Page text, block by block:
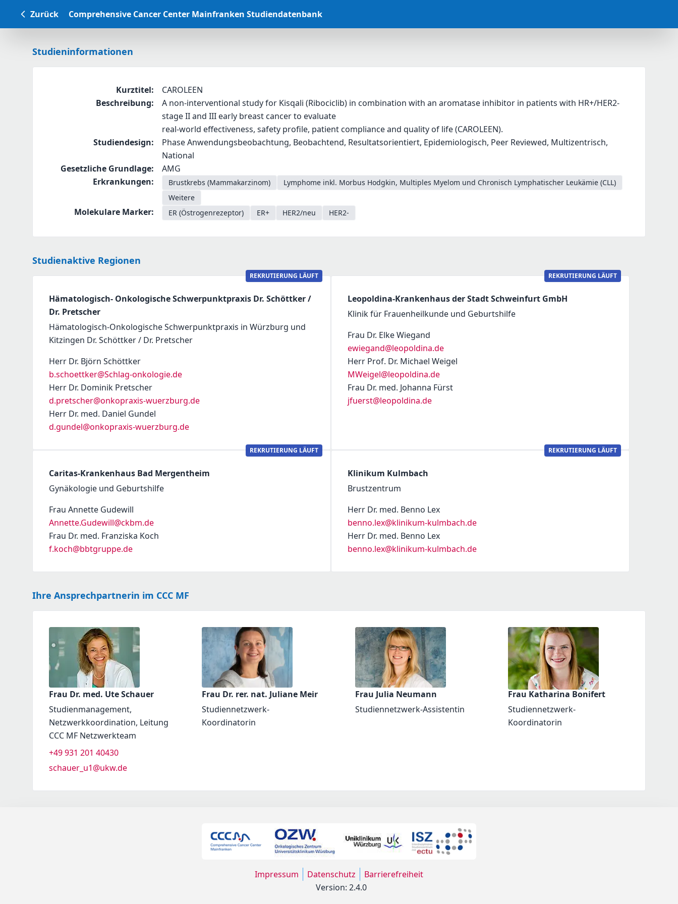
Zurück Comprehensive Cancer Center Mainfranken Studiendatenbank
Studieninformationen
Kurztitel:
CAROLEEN
Beschreibung:
A non-interventional study for Kisqali (Ribociclib) in combination with an aromatase inhibitor in patients with HR+/HER2-
stage II and III early breast cancer to evaluate
real-world effectiveness, safety profile, patient compliance and quality of life (CAROLEEN).
Studiendesign:
Phase Anwendungsbeobachtung, Beobachtend, Resultatsorientiert, Epidemiologisch, Peer Reviewed, Multizentrisch,
National
Gesetzliche Grundlage:
AMG
Erkrankungen: Brustkrebs (Mammakarzinom)
Lymphome inkl. Morbus Hodgkin, Multiples Myelom und Chronisch Lymphatischer Leukämie (CLL)
Weitere
Molekulare Marker: ER (Östrogenrezeptor) ER+ HER2/neu HER2-
Studienaktive Regionen
REKRUTIERUNG LÄUFT
Hämatologisch- Onkologische Schwerpunktpraxis Dr. Schöttker /
Dr. Pretscher
Hämatologisch-Onkologische Schwerpunktpraxis in Würzburg und
Kitzingen Dr. Schöttker / Dr. Pretscher
Herr Dr. Björn Schöttker
b.schoettker@Schlag-onkologie.de
Herr Dr. Dominik Pretscher
d.pretscher@onkopraxis-wuerzburg.de
Herr Dr. med. Daniel Gundel
d.gundel@onkopraxis-wuerzburg.de
REKRUTIERUNG LÄUFT
Leopoldina-Krankenhaus der Stadt Schweinfurt GmbH
Klinik für Frauenheilkunde und Geburtshilfe
Frau Dr. Elke Wiegand
ewiegand@leopoldina.de
Herr Prof. Dr. Michael Weigel
MWeigel@leopoldina.de
Frau Dr. med. Johanna Fürst
jfuerst@leopoldina.de
REKRUTIERUNG LÄUFT
Caritas-Krankenhaus Bad Mergentheim
Gynäkologie und Geburtshilfe
Frau Annette Gudewill
Annette.Gudewill@ckbm.de
Frau Dr. med. Franziska Koch
f.koch@bbtgruppe.de
REKRUTIERUNG LÄUFT
Klinikum Kulmbach
Brustzentrum
Herr Dr. med. Benno Lex
benno.lex@klinikum-kulmbach.de
Herr Dr. med. Benno Lex
benno.lex@klinikum-kulmbach.de
Ihre Ansprechpartnerin im CCC MF
Frau Dr. med. Ute Schauer
Studienmanagement,
Netzwerkkoordination, Leitung
CCC MF Netzwerkteam
+49 931 201 40430
schauer_u1@ukw.de
Frau Dr. rer. nat. Juliane Meir
Studiennetzwerk-
Koordinatorin
Frau Julia Neumann
Studiennetzwerk-Assistentin
Frau Katharina Bonifert
Studiennetzwerk-
Koordinatorin
Impressum Datenschutz
Barrierefreiheit
Version: 2.4.0